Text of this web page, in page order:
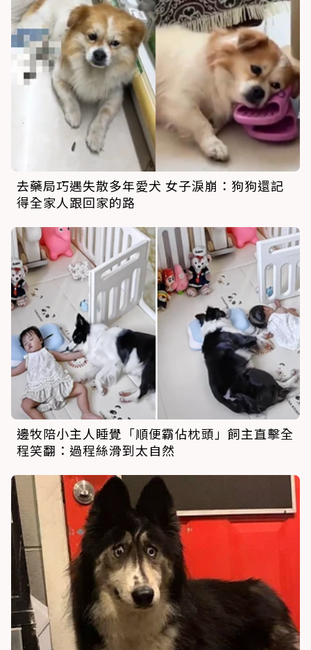
去藥局巧遇失散多年愛犬 女子淚崩：狗狗還記
得全家人跟回家的路
邊牧陪小主人睡覺「順便霸佔枕頭」飼主直擊全
程笑翻：過程絲滑到太自然